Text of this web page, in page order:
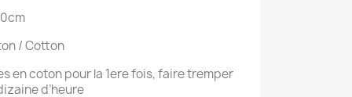
/ Cotton
en coton pour la 1ere fois, faire tremper
d’heure